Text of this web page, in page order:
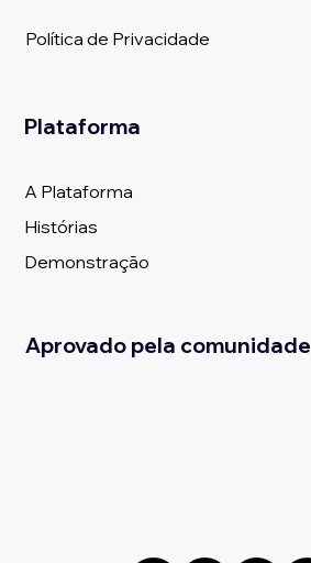
Política de Privacidade
Plataforma
A Plataforma
Histórias
Demonstração
Aprovado pela comunidade